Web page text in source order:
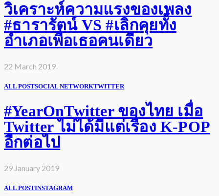
วิเคราะห์ความแรงของเพลง
#ธารารัตน์ VS #เลิกคุยทั้ง
อำเภอเพื่อเธอคนเดียว
22 March 2019
ALL POSTSOCIAL NETWORKTWITTER
#YearOnTwitter ของไทย เมื่อ
Twitter ไม่ได้มีแต่เรื่อง K-POP
อีกต่อไป
29 January 2019
ALL POSTINSTAGRAM